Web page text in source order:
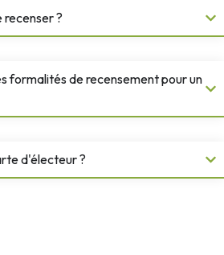
?
formalités de recensement pour un
d'électeur ?